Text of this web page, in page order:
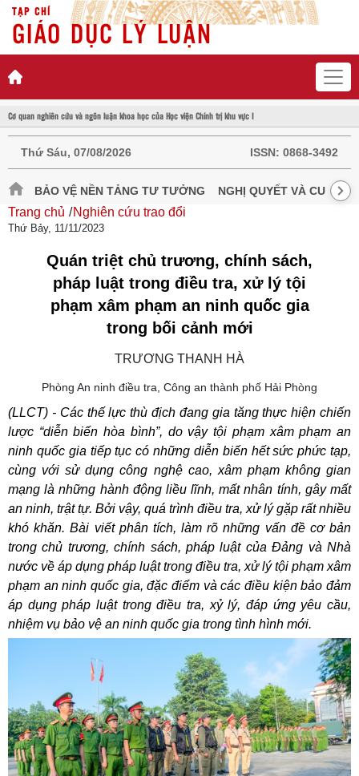
TẠP CHÍ
GIÁO DỤC LÝ LUẬN
Cơ quan nghiên cứu và ngôn luận khoa học của Học viện Chính trị khu vực I
Thứ Sáu, 07/08/2026 ISSN: 0868-3492
BẢO VỆ NỀN TẢNG TƯ TƯỞNG NGHỊ QUYẾT VÀ CUỘC
Trang chủ Nghiên cứu trao đổi
Thứ Bảy, 11/11/2023
Quán triệt chủ trương, chính sách,
pháp luật trong điều tra, xử lý tội
phạm xâm phạm an ninh quốc gia
trong bối cảnh mới
TRƯƠNG THANH HÀ
Phòng An ninh điều tra, Công an thành phố Hải Phòng
(LLCT) - Các thế lực thù địch đang gia tăng thực hiện chiến
lược “diễn biến hòa bình”, do vậy tội phạm xâm phạm an
ninh quốc gia tiếp tục có những diễn biến hết sức phức tạp,
cùng với sử dụng công nghệ cao, xâm phạm không gian
mạng là những hành động liều lĩnh, mất nhân tính, gây mất
an ninh, trật tự. Bởi vậy, quá trình điều tra, xử lý gặp rất nhiều
khó khăn. Bài viết phân tích, làm rõ những vấn đề cơ bản
trong chủ trương, chính sách, pháp luật của Đảng và Nhà
nước về áp dụng pháp luật trong điều tra, xử lý tội phạm xâm
phạm an ninh quốc gia, đặc điểm và các điều kiện bảo đảm
áp dụng pháp luật trong điều tra, xỷ lý, đáp ứng yêu cầu,
nhiệm vụ bảo vệ an ninh quốc gia trong tình hình mới.